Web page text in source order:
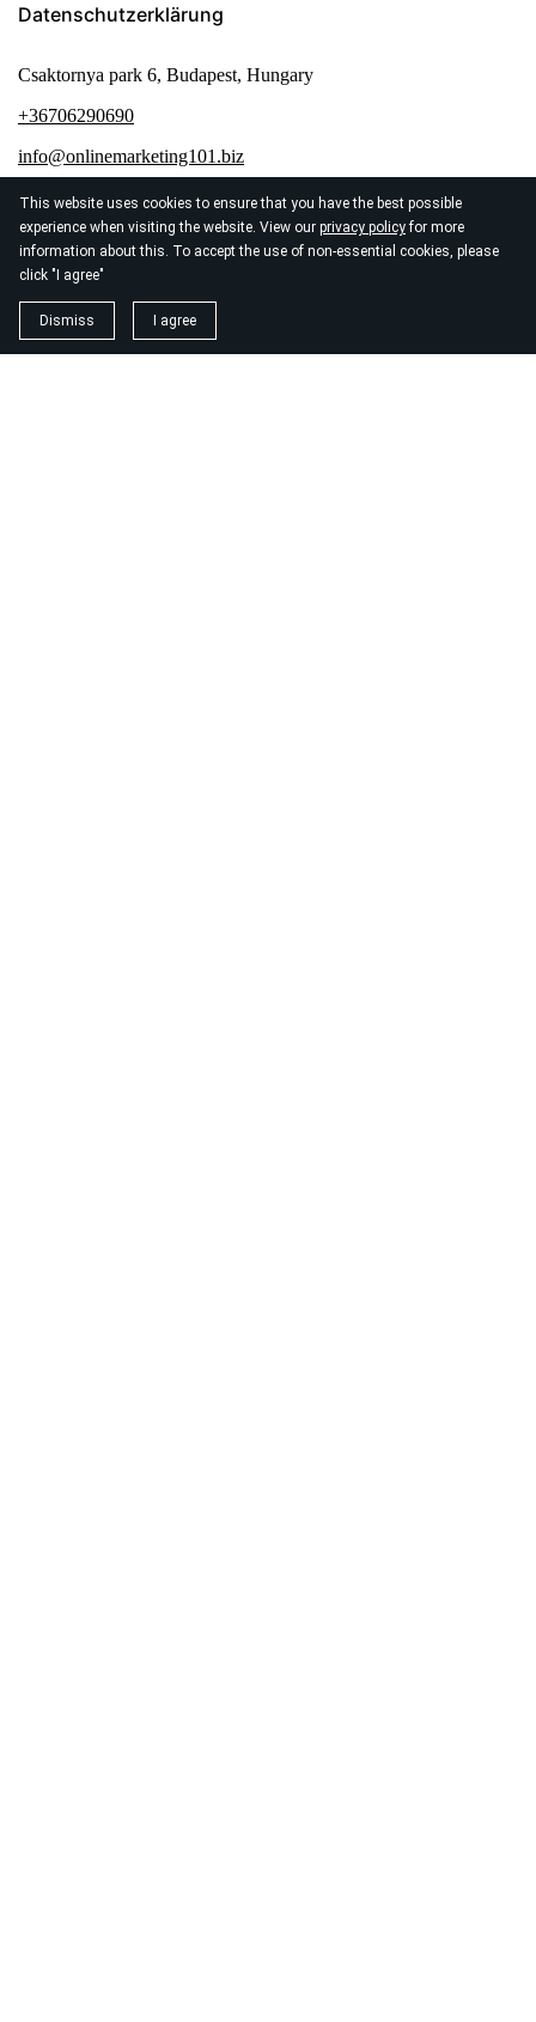
This website uses cookies to ensure that you have the best possible
experience when visiting the website. View our privacy policyfor more
information about this. To accept the use of non-essential cookies, please
click "I agree"
Dismiss I agree
Datenschutzerklärung
Csaktornya park 6, Budapest, Hungary
+36706290690
info@onlinemarketing101.biz
© 2026 Seo Agentur Zurich